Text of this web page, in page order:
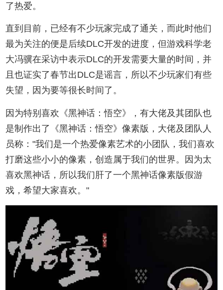
了热爱。
直到目前，已经有不少玩家完成了通关，而此时他们
最为关注的便是后续DLC开发的进度，但游戏科学老
大冯骥在采访中表示DLC的开发需要大量的时间，并
且也证实了春节出DLC是谣言，所以不少玩家们有些
失望，因为要等很长时间了。
因为特别喜欢《黑神话：悟空》，有大佬及其团队也
是制作出了《黑神话：悟空》像素版，大佬及团队人
员称："我们是一个热爱像素艺术的小团队，我们喜欢
打磨这些小小的像素，创造属于我们的世界。因为太
喜欢黑神话，所以我们肝了一个黑神话像素版假游
戏，希望大家喜欢。"